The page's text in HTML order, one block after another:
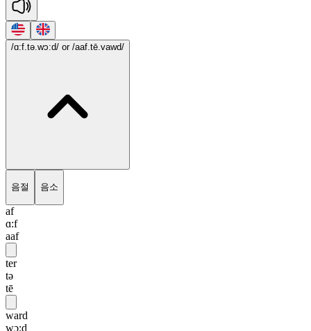
/ɑ:f.tə.wɔ:d/ or /aaf.tē.vawd/
음절 음소
af
ɑ:f
aaf
ter
tə
tē
ward
wɔ:d